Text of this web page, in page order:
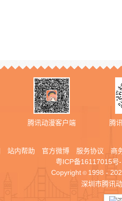
腾讯动漫客户端
腾
站内帮助 官方微博 服务协议 商
粤ICP备16117015号-
Copyright © 1998 -
深圳市腾讯